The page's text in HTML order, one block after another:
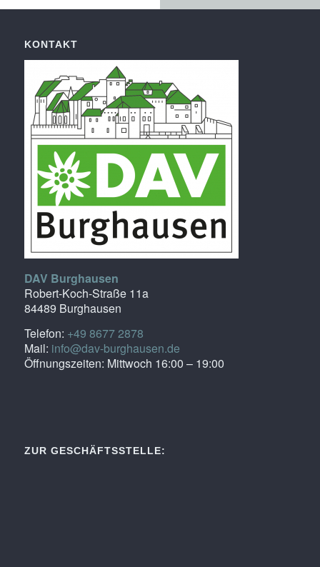
KONTAKT
DAV Burghausen
Robert-Koch-Straße 11a
84489 Burghausen
Telefon: +49 8677 2878
Mail: info@dav-burghausen.de
Öffnungszeiten: Mittwoch 16:00 – 19:00
ZUR GESCHÄFTSSTELLE: